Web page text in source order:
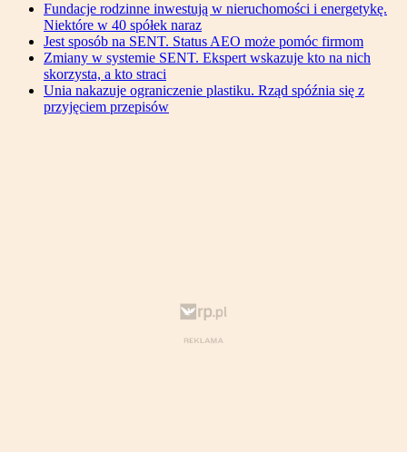
Fundacje rodzinne inwestują w nieruchomości i energetykę.
Niektóre w 40 spółek naraz
Jest sposób na SENT. Status AEO może pomóc firmom
Zmiany w systemie SENT. Ekspert wskazuje kto na nich
skorzysta, a kto straci
Unia nakazuje ograniczenie plastiku. Rząd spóźnia się z
przyjęciem przepisów